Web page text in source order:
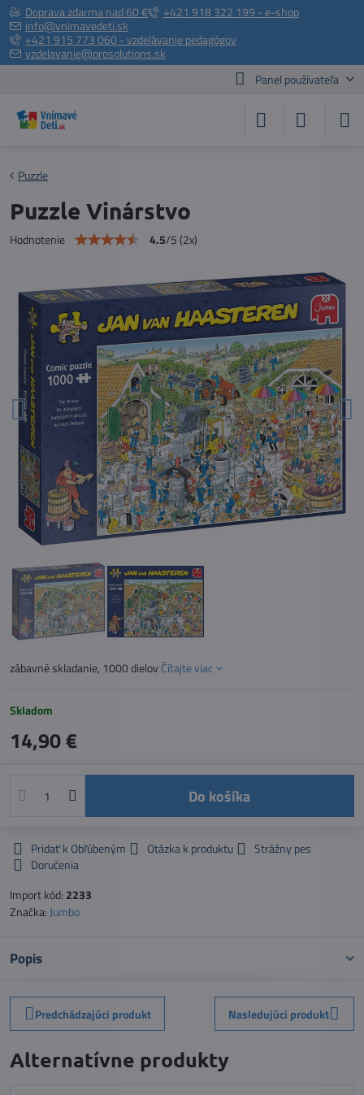
Doprava zdarma nad 60 €
+421 918 322 199 - e-shop
info@vnimavedeti.sk
+421 915 773 060 - vzdelávanie pedagógov
vzdelavanie@prosolutions.sk
Panel používateľa
Puzzle
Puzzle Vinárstvo
Hodnotenie 4.5/5(2x)
zábavné skladanie, 1000 dielovČítajte viac
Skladom
14,90 €
Do košíka
Pridať k Obľúbeným Otázka k produktu
Strážny pes
Doručenia
Import kód: 2233
Značka: Jumbo
Popis
Predchádzajúci produkt Nasledujúci produkt
Alternatívne produkty